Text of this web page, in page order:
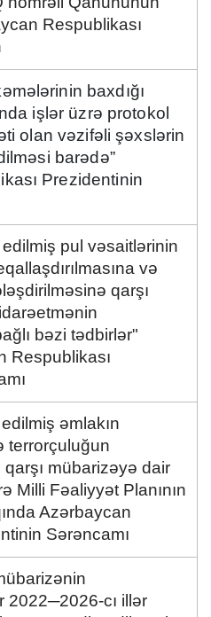
Respublikası
baxdığı
işlər üzrə protokol
olan vəzifəli şəxslərin
barədə”
Prezidentinin
pul vəsaitlərinin
və
qarşı
bəzi tədbirlər"
Respublikası
əmlakın
terrorçuluğun
mübarizəyə dair
Milli Fəaliyyət Planının
Azərbaycan
Sərəncamı
2022─2026-cı illər